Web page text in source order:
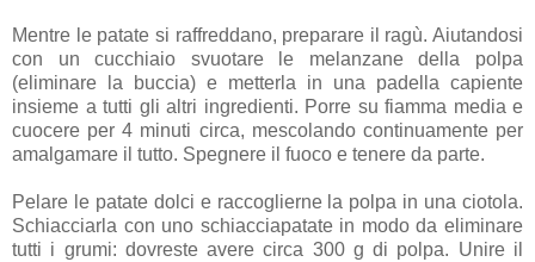
Mentre le patate si raffreddano, preparare il ragù. Aiutandosi
con un cucchiaio svuotare le melanzane della polpa
(eliminare la buccia) e metterla in una padella capiente
insieme a tutti gli altri ingredienti. Porre su fiamma media e
cuocere per 4 minuti circa, mescolando continuamente per
amalgamare il tutto. Spegnere il fuoco e tenere da parte.
Pelare le patate dolci e raccoglierne la polpa in una ciotola.
Schiacciarla con uno schiacciapatate in modo da eliminare
tutti i grumi: dovreste avere circa 300 g di polpa. Unire il